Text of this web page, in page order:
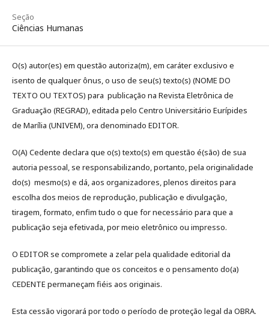
Seção
Ciências Humanas
O(s) autor(es) em questão autoriza(m), em caráter exclusivo e
isento de qualquer ônus, o uso de seu(s) texto(s) (NOME DO
TEXTO OU TEXTOS) para publicação na Revista Eletrônica de
Graduação (REGRAD), editada pelo Centro Universitário Eurípides
de Marília (UNIVEM), ora denominado EDITOR.
O(A) Cedente declara que o(s) texto(s) em questão é(são) de sua
autoria pessoal, se responsabilizando, portanto, pela originalidade
do(s) mesmo(s) e dá, aos organizadores, plenos direitos para
escolha dos meios de reprodução, publicação e divulgação,
tiragem, formato, enfim tudo o que for necessário para que a
publicação seja efetivada, por meio eletrônico ou impresso.
O EDITOR se compromete a zelar pela qualidade editorial da
publicação, garantindo que os conceitos e o pensamento do(a)
CEDENTE permaneçam fiéis aos originais.
Esta cessão vigorará por todo o período de proteção legal da OBRA.